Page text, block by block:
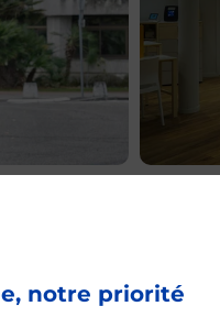
notre priorité
dans vos